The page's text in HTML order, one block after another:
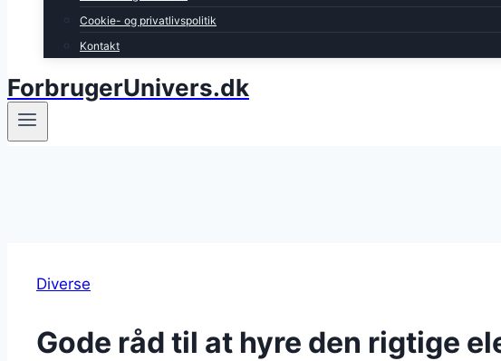
Cookie- og privatlivspolitik
Kontakt
ForbrugerUnivers.dk
Diverse
Gode råd til at hyre den rigtige